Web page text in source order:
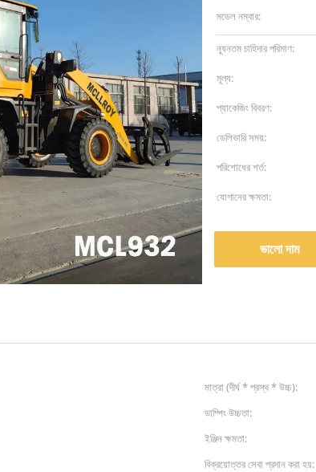
মডেল নম্বার:
ন্যূনতম চাহিদার পরিমাণ:
মূল্য:
প্যাকেজিং বিবরণ:
ডেলিভারি সময়:
পরিশোধের শর্ত:
যোগানের ক্ষমতা:
ভালো দাম
মাত্রা (দীর্ঘ * প্রস্থ * উচ্চ):
ডাম্পিং উচ্চতা:
ইঞ্জিন ক্ষমতা:
বিক্রয়োত্তর সেবা প্রদান করা হয়: